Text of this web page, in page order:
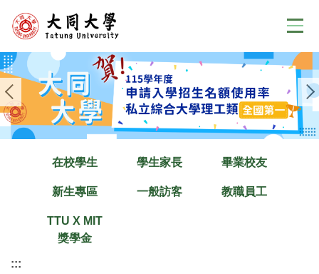
到
要
內
容
區
在校學生 學生家長 畢業校友
新生專區 一般訪客 教職員工
TTU X MIT
獎學金
:::